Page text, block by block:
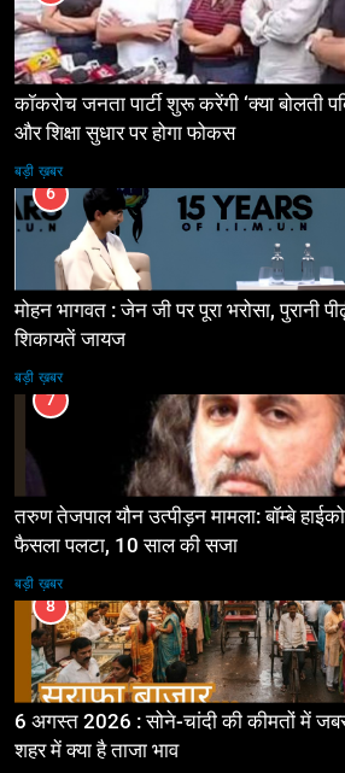
कॉकरोच जनता पार्टी शुरू करेंगी ‘क्या बोलती
और शिक्षा सुधार पर होगा फोकस
बड़ी ख़बर
6
मोहन भागवत : जेन जी पर पूरा भरोसा, पुरानी
शिकायतें जायज
बड़ी ख़बर
7
तरुण तेजपाल यौन उत्पीड़न मामला: बॉम्बे
फैसला पलटा, 10 साल की सजा
बड़ी ख़बर
8
6 अगस्त 2026 : सोने-चांदी की कीमतों में
शहर में क्या है ताजा भाव